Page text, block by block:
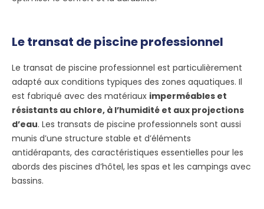
Le transat de piscine professionnel
Le transat de piscine professionnel est particulièrement
adapté aux conditions typiques des zones aquatiques. Il
est fabriqué avec des matériaux imperméables et
résistants au chlore, à l’humidité et aux projections
d’eau. Les transats de piscine professionnels sont aussi
munis d’une structure stable et d’éléments
antidérapants, des caractéristiques essentielles pour les
abords des piscines d’hôtel, les spas et les campings avec
bassins.